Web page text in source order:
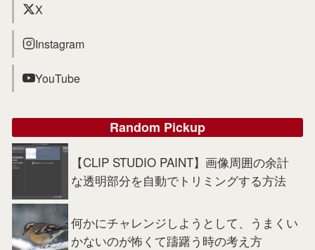
X
Instagram
YouTube
Random Pickup
【CLIP STUDIO PAINT】画像周囲の余計
な透明部分を自動でトリミングする方法
何かにチャレンジしようとして、うまくい
かないのが怖くて躊躇う時の考え方